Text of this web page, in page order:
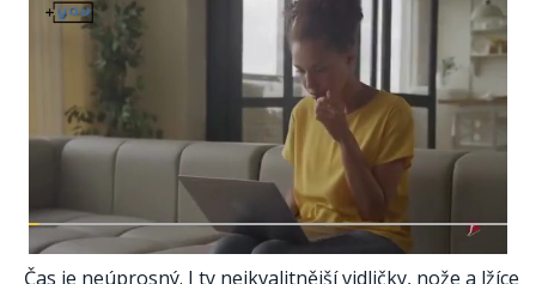
Čas je neúprosný. I ty nejkvalitnější vidličky, nože a lžíce